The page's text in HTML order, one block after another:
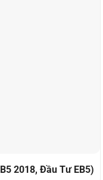
2018, Đầu Tư EB5)